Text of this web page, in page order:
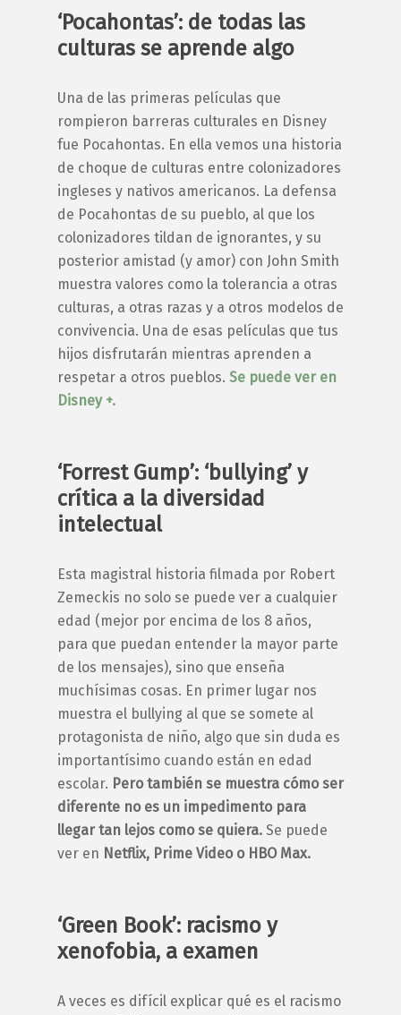
‘Pocahontas’: de todas las
culturas se aprende algo
Una de las primeras películas que
rompieron barreras culturales en Disney
fue Pocahontas. En ella vemos una historia
de choque de culturas entre colonizadores
ingleses y nativos americanos. La defensa
de Pocahontas de su pueblo, al que los
colonizadores tildan de ignorantes, y su
posterior amistad (y amor) con John Smith
muestra valores como la tolerancia a otras
culturas, a otras razas y a otros modelos de
convivencia. Una de esas películas que tus
hijos disfrutarán mientras aprenden a
respetar a otros pueblos. Se puede ver en
Disney +.
‘Forrest Gump’: ‘bullying’ y
crítica a la diversidad
intelectual
Esta magistral historia filmada por Robert
Zemeckis no solo se puede ver a cualquier
edad (mejor por encima de los 8 años,
para que puedan entender la mayor parte
de los mensajes), sino que enseña
muchísimas cosas. En primer lugar nos
muestra el bullying al que se somete al
protagonista de niño, algo que sin duda es
importantísimo cuando están en edad
escolar. Pero también se muestra cómo ser
diferente no es un impedimento para
llegar tan lejos como se quiera. Se puede
ver en Netflix, Prime Video o HBO Max.
‘Green Book’: racismo y
xenofobia, a examen
A veces es difícil explicar qué es el racismo